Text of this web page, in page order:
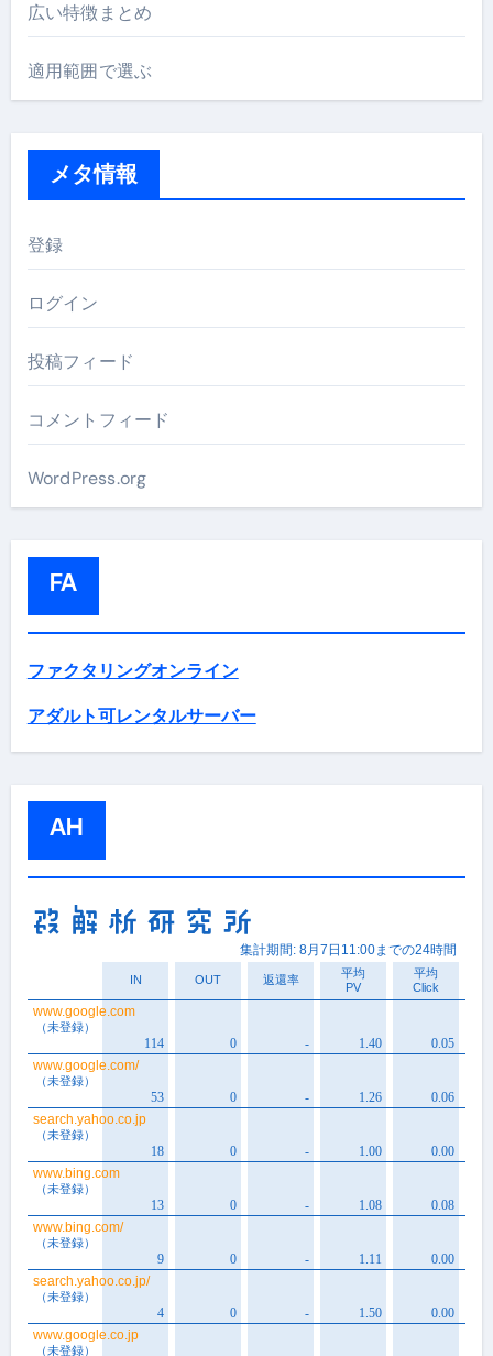
広い特徴まとめ
適用範囲で選ぶ
メタ情報
登録
ログイン
投稿フィード
コメントフィード
WordPress.org
FA
ファクタリングオンライン
アダルト可レンタルサーバー
AH